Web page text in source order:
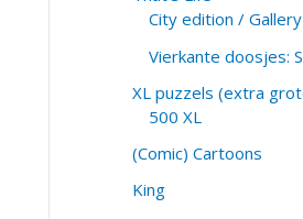
City edition /
Vierkante doosjes:
XL puzzels (extra
500 XL
(Comic) Cartoons
King